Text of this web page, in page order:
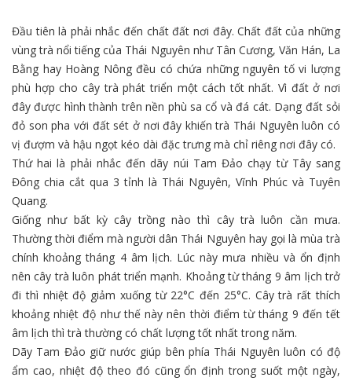
Đầu tiên là phải nhắc đến chất đất nơi đây. Chất đất của những
vùng trà nổi tiếng của Thái Nguyên như Tân Cương, Văn Hán, La
Bằng hay Hoàng Nông đều có chứa những nguyên tố vi lượng
phù hợp cho cây trà phát triển một cách tốt nhất. Vì đất ở nơi
đây được hình thành trên nền phù sa cổ và đá cát. Dạng đất sỏi
đỏ son pha với đất sét ở nơi đây khiến trà Thái Nguyên luôn có
vị đượm và hậu ngọt kéo dài đặc trưng mà chỉ riêng nơi đây có.
Thứ hai là phải nhắc đến dãy núi Tam Đảo chạy từ Tây sang
Đông chia cắt qua 3 tỉnh là Thái Nguyên, Vĩnh Phúc và Tuyên
Quang.
Giống như bất kỳ cây trồng nào thì cây trà luôn cần mưa.
Thường thời điểm mà người dân Thái Nguyên hay gọi là mùa trà
chính khoảng tháng 4 âm lịch. Lúc này mưa nhiều và ổn định
nên cây trà luôn phát triển mạnh. Khoảng từ tháng 9 âm lịch trở
đi thì nhiệt độ giảm xuống từ 22°C đến 25°C. Cây trà rất thích
khoảng nhiệt độ như thế này nên thời điểm từ tháng 9 đến tết
âm lịch thì trà thường có chất lượng tốt nhất trong năm.
Dãy Tam Đảo giữ nước giúp bên phía Thái Nguyên luôn có độ
ẩm cao, nhiệt độ theo đó cũng ổn định trong suốt một ngày,